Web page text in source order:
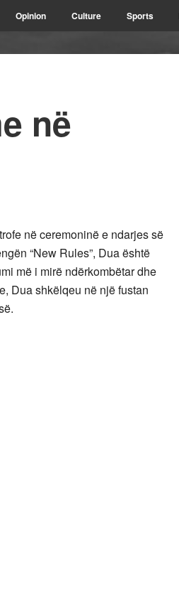
Opinion Culture Sports
në
në ceremoninë e ndarjes së
“New Rules”, Dua është
më i mirë ndërkombëtar dhe
Dua shkëlqeu në një fustan